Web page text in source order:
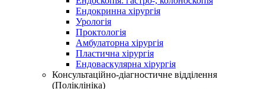
Ендокринна хірургія
Урологія
Проктологія
Амбулаторна хірургія
Пластична хірургія
Ендоваскулярна хірургія
Консультаційно-діагностичне відділення
(Поліклініка)